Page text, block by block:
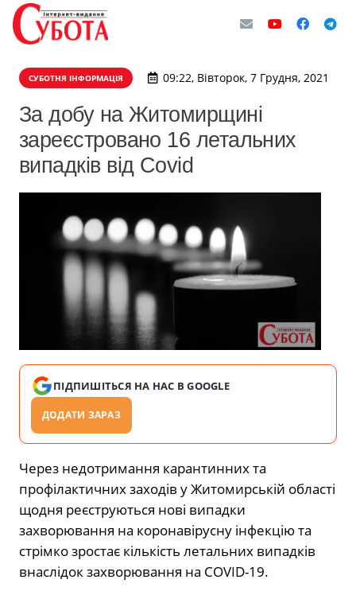
СУБОТНЯ ІНФОРМАЦІЯ 09:22, Вівторок, 7 Грудня, 2021
За добу на Житомирщині
зареєстровано 16 летальних
випадків від Covid
ПІДПИШІТЬСЯ НА НАС В GOOGLE
ДОДАТИ ЗАРАЗ
Через недотримання карантинних та
профілактичних заходів у Житомирській області
щодня реєструються нові випадки
захворювання на коронавірусну інфекцію та
стрімко зростає кількість летальних випадків
внаслідок захворювання на COVID-19.